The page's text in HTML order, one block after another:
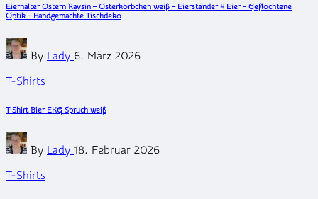
Eierhalter Ostern Raysin – Osterkörbchen weiß – Eierständer 4 Eier – Geflochtene
Optik – Handgemachte Tischdeko
Posted
by
By Lady 6. März 2026
Posted
T-Shirts
T-Shirt Bier EKG Spruch weiß
Posted
by
By Lady 18. Februar 2026
Posted
T-Shirts